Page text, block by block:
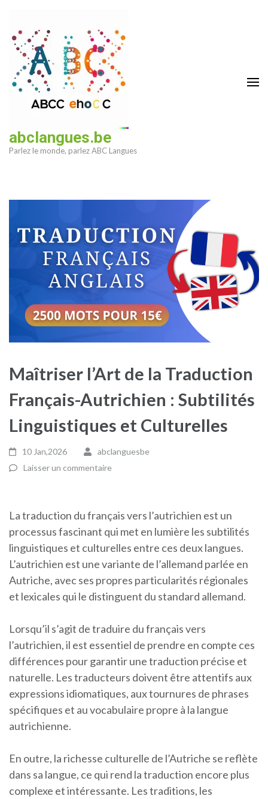
contenu
(Pressez
Entrée)
abclangues.be
Parlez le monde, parlez ABC Langues
Maîtriser l’Art de la Traduction
Français-Autrichien : Subtilités
Linguistiques et Culturelles
10 Jan,2026
abclanguesbe
Laisser un commentaire
La traduction du français vers l’autrichien est un
processus fascinant qui met en lumière les subtilités
linguistiques et culturelles entre ces deux langues.
L’autrichien est une variante de l’allemand parlée en
Autriche, avec ses propres particularités régionales
et lexicales qui le distinguent du standard allemand.
Lorsqu’il s’agit de traduire du français vers
l’autrichien, il est essentiel de prendre en compte ces
différences pour garantir une traduction précise et
naturelle. Les traducteurs doivent être attentifs aux
expressions idiomatiques, aux tournures de phrases
spécifiques et au vocabulaire propre à la langue
autrichienne.
En outre, la richesse culturelle de l’Autriche se reflète
dans sa langue, ce qui rend la traduction encore plus
complexe et intéressante. Les traditions, les